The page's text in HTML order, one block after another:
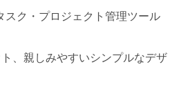
スク・プロジェクト管理ツール
、親しみやすいシンプルなデザ